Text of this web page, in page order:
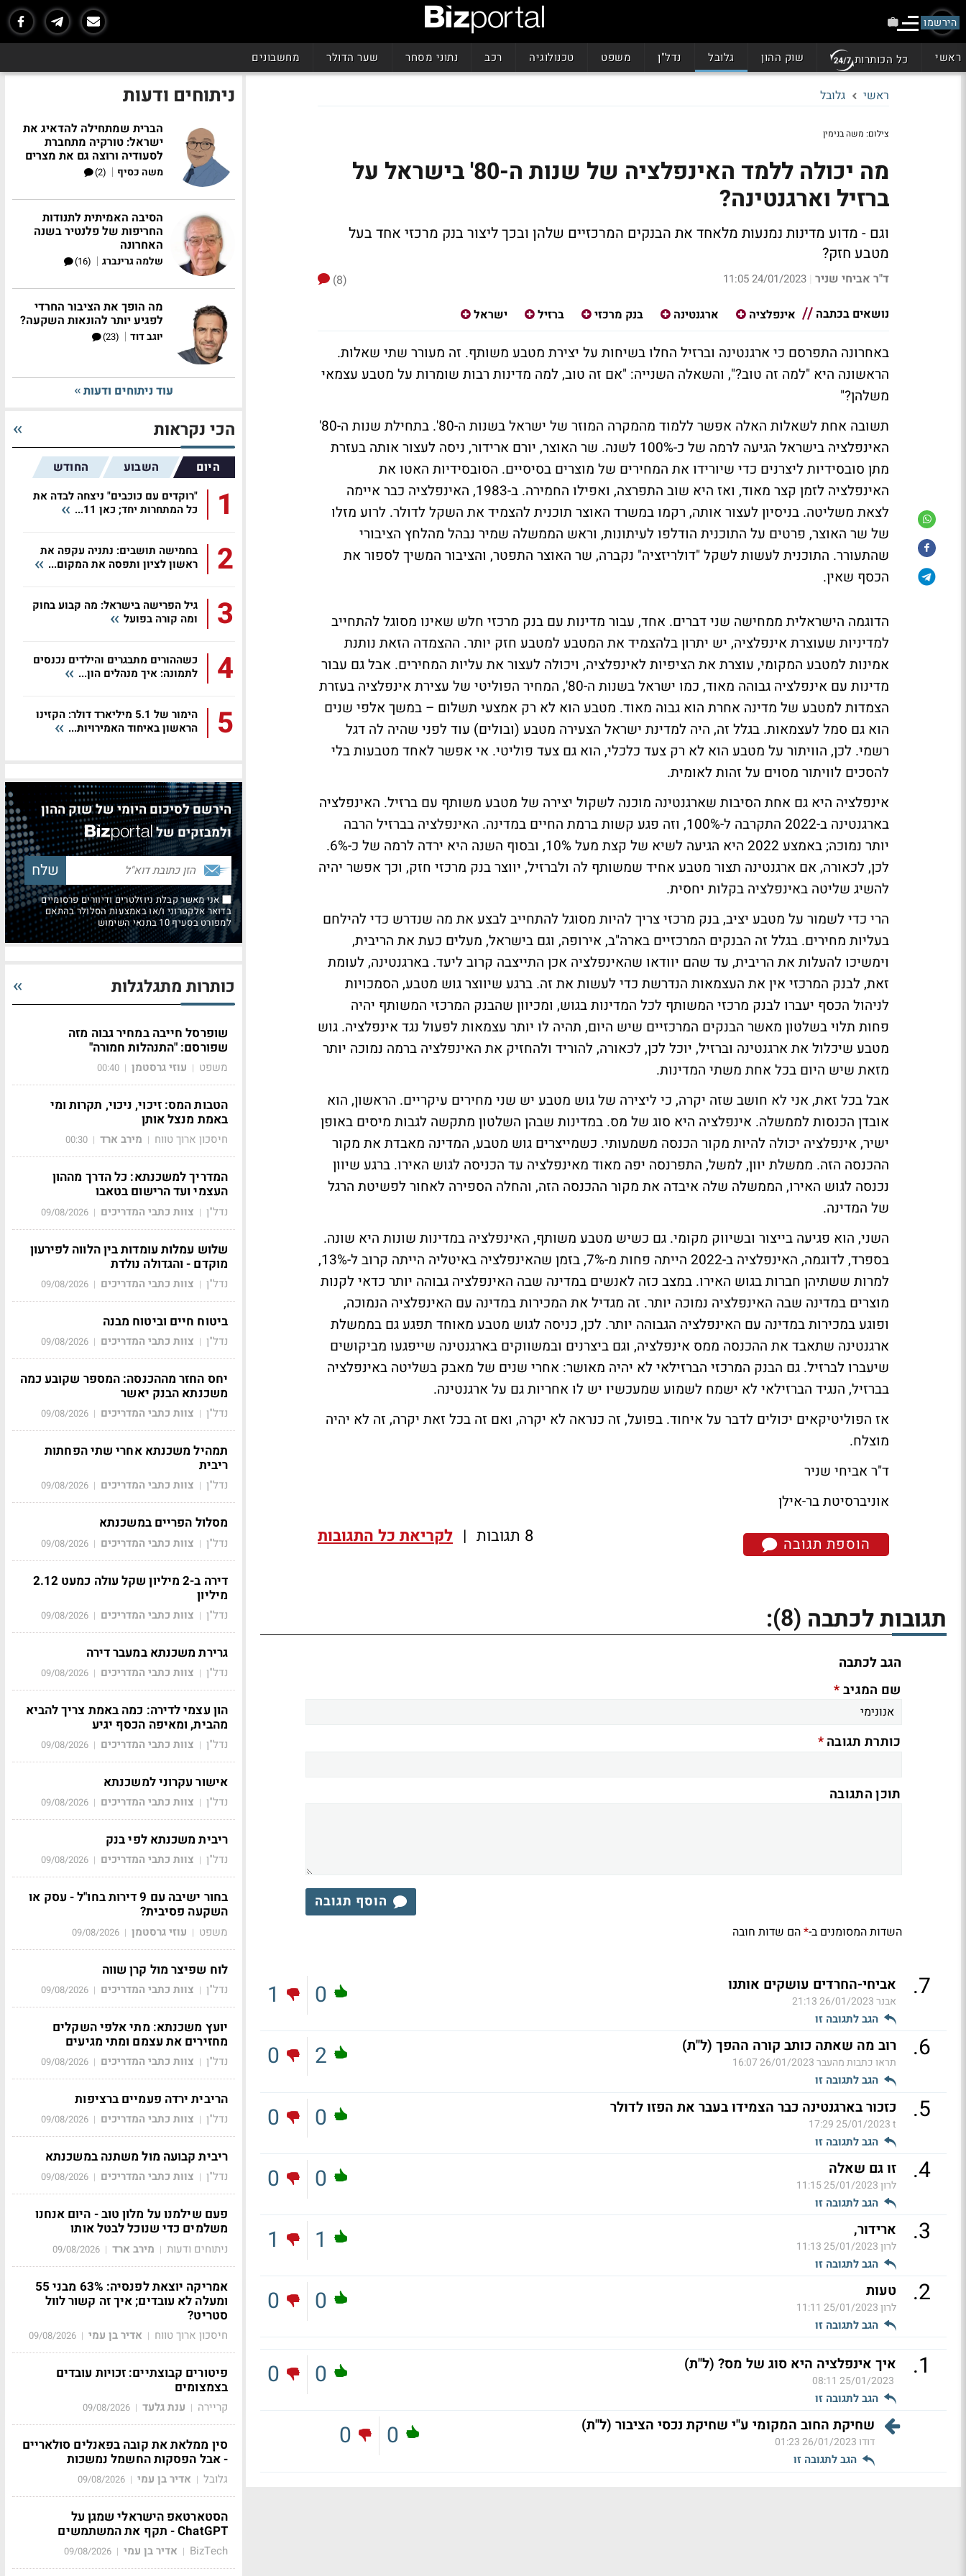
הירשמו
ראשי כל הכותרות שוק ההון גלובל נדל"ן משפט טכנולוגיה רכב נתוני מסחר שער הדולר מחשבונים
ראשי גלובל
צילום: משה בנימין
מה יכולה ללמד האינפלציה של שנות ה-80' בישראל על
ברזיל וארגנטינה?
וגם - מדוע מדינות נמנעות מלאחד את הבנקים המרכזיים שלהן ובכך ליצור בנק מרכזי אחד בעל
מטבע חזק?
ד"ר אביחי שניר |
24/01/2023 11:05
(8)
נושאים בכתבה
אינפלציה ארגנטינה בנק מרכזי ברזיל ישראל
באחרונה התפרסם כי ארגנטינה וברזיל החלו בשיחות על יצירת מטבע משותף. זה מעורר שתי שאלות.
הראשונה היא "למה זה טוב?", והשאלה השנייה: "אם זה טוב, למה מדינות רבות שומרות על מטבע עצמאי
משלהן?"
תשובה אחת לשאלות האלה אפשר ללמוד מהמקרה המוזר של ישראל בשנות ה-80'. בתחילת שנות ה-80'
האינפלציה בישראל הגיעה לרמה של כ-100% לשנה. שר האוצר, יורם ארידור, ניסה לעצור אותה בעזרת
מתן סובסידיות ליצרנים כדי שיורידו את המחירים של מוצרים בסיסיים. הסובסידיות האטו את
האינפלציה לזמן קצר מאוד, ואז היא שוב התפרצה, ואפילו החמירה. ב-1983, האינפלציה כבר איימה
לצאת משליטה. בניסיון לעצור אותה, רקמו במשרד האוצר תוכנית להצמיד את השקל לדולר. לרוע מזלו
של שר האוצר, פרטים על התוכנית הודלפו לעיתונות, וראש הממשלה שמיר נבהל מהלחץ הציבורי
שהתעורר. התוכנית לעשות לשקל "דולריזציה" נקברה, שר האוצר התפטר, והציבור המשיך לספור את
הכסף שאין.
הדוגמה הישראלית ממחישה שני דברים. אחד, עבור מדינות עם בנק מרכזי חלש שאינו מסוגל להתחייב
למדיניות שעוצרת אינפלציה, יש יתרון בלהצמיד את המטבע למטבע חזק יותר. ההצמדה הזאת נותנת
אמינות למטבע המקומי, עוצרת את הציפיות לאינפלציה, ויכולה לעצור את עליות המחירים. אבל גם עבור
מדינות עם אינפלציה גבוהה מאוד, כמו ישראל בשנות ה-80', המחיר הפוליטי של עצירת אינפלציה בעזרת
הצמדות למטבע של מדינה אחרת הוא גבוה מאוד. מטבע הוא לא רק אמצעי תשלום – במשך אלפי שנים
הוא גם סמל לעצמאות. בגלל זה, היה למדינת ישראל הצעירה מטבע (ובולים) עוד לפני שהיה לה דגל
רשמי. לכן, הוויתור על מטבע הוא לא רק צעד כלכלי, הוא גם צעד פוליטי. אי אפשר לאחד מטבעות בלי
להסכים לוויתור מסוים על זהות לאומית.
אינפלציה היא גם אחת הסיבות שארגנטינה מוכנה לשקול יצירה של מטבע משותף עם ברזיל. האינפלציה
בארגנטינה ב-2022 התקרבה ל-100%, וזה פגע קשות ברמת החיים במדינה. האינפלציה בברזיל הרבה
יותר נמוכה; באמצע 2022 היא הגיעה לשיא של קצת מעל 10%, ובסוף השנה היא ירדה לרמה של כ-6%.
לכן, לכאורה, אם ארגנטינה תצור מטבע אחיד שמשותף לה ולברזיל, יווצר בנק מרכזי חזק, וכך אפשר יהיה
להשיג שליטה באינפלציה בקלות יחסית.
הרי כדי לשמור על מטבע יציב, בנק מרכזי צריך להיות מסוגל להתחייב לבצע את מה שנדרש כדי להילחם
בעליות מחירים. בגלל זה הבנקים המרכזיים בארה"ב, אירופה, וגם בישראל, מעלים כעת את הריבית,
וימשיכו להעלות את הריבית, עד שהם יוודאו שהאינפלציה אכן התייצבה קרוב ליעד. בארגנטינה, לעומת
זאת, לבנק המרכזי אין את העצמאות הנדרשת כדי לעשות את זה. ברגע שיווצר גוש מטבע, הסמכויות
לניהול הכסף יעברו לבנק מרכזי המשותף לכל המדינות בגוש, ומכיוון שהבנק המרכזי המשותף יהיה
פחות תלוי בשלטון מאשר הבנקים המרכזיים שיש היום, תהיה לו יותר עצמאות לפעול נגד אינפלציה. גוש
מטבע שיכלול את ארגנטינה וברזיל, יוכל לכן, לכאורה, להוריד ולהחזיק את האינפלציה ברמה נמוכה יותר
מזאת שיש היום בכל אחת משתי המדינות.
אבל בכל זאת, אני לא חושב שזה יקרה, כי ליצירה של גוש מטבע יש שני מחירים עיקריים. הראשון, הוא
אובדן הכנסות לממשלה. אינפלציה היא סוג של מס. במדינות שבהן השלטון מתקשה לגבות מיסים באופן
ישיר, אינפלציה יכולה להיות מקור הכנסה משמעותי. כשמייצרים גוש מטבע, המדינה מאבדת את מקור
ההכנסה הזה. ממשלת יוון, למשל, התפרנסה יפה מאוד מאינפלציה עד הכניסה לגוש האירו. ברגע שיוון
נכנסה לגוש האירו, הממשלה שלה איבדה את מקור ההכנסה הזה, והחלה הספירה לאחור לפשיטת הרגל
של המדינה.
השני, הוא פגיעה בייצור ובשיווק מקומי. גם כשיש מטבע משותף, האינפלציה במדינות שונות היא שונה.
בספרד, לדוגמה, האינפלציה ב-2022 הייתה פחות מ-7%, בזמן שהאינפלציה באיטליה הייתה קרוב ל-13%,
למרות ששתיהן חברות בגוש האירו. במצב כזה לאנשים במדינה שבה האינפלציה גבוהה יותר כדאי לקנות
מוצרים במדינה שבה האינפלציה נמוכה יותר. זה מגדיל את המכירות במדינה עם האינפלציה הנמוכה,
ופוגע במכירות במדינה עם האינפלציה הגבוהה יותר. לכן, כניסה לגוש מטבע מאוחד תפגע גם בממשלת
ארגנטינה שתאבד את ההכנסה ממס אינפלציה, וגם ביצרנים ובמשווקים בארגנטינה שייפגעו מביקושים
שיעברו לברזיל. גם הבנק המרכזי הברזילאי לא יהיה מאושר: אחרי שנים של מאבק בשליטה באינפלציה
בברזיל, הנגיד הברזילאי לא ישמח לשמוע שמעכשיו יש לו אחריות גם על ארגנטינה.
אז הפוליטיקאים יכולים לדבר על איחוד. בפועל, זה כנראה לא יקרה, ואם זה בכל זאת יקרה, זה לא יהיה
מוצלח.
ד"ר אביחי שניר
אוניברסיטת בר-אילן
הוספת תגובה 8 תגובות | לקריאת כל התגובות
תגובות לכתבה (8)
:
הגב לכתבה
שם המגיב*
כותרת תגובה*
תוכן התגובה
הוסף תגובה
השדות המסומנים ב-*הם שדות חובה
7
. אביחי-החרדים עושקים אותנו
אבנר26/01/2023 21:13
הגב לתגובה זו
0
1
6
. רוב מה שאתה כותב קורה ההפך (ל"ת)
תראו כתבות מהעבר26/01/2023 16:07
הגב לתגובה זו
2
0
5
. כזכור בארגנטינה כבר הצמידו בעבר את הפזו לדולר
t
25/01/2023 17:29
הגב לתגובה זו
0
0
4
. זו גם שאלה
לרון25/01/2023 11:15
הגב לתגובה זו
0
0
3
. ארידור,
לרון25/01/2023 11:13
הגב לתגובה זו
1
1
2
. טעות
לרון25/01/2023 11:11
הגב לתגובה זו
0
0
1
. איך אינפלציה היא סוג של מס? (ל"ת)
25/01/2023 08:11
הגב לתגובה זו
0
0
שחיקת החוב המקומי ע"י שחיקת נכסי הציבור (ל"ת)
דודו26/01/2023 01:23
הגב לתגובה זו
0
0
ניתוחים ודעות
הברית שמתחילה להדאיג את
ישראל: טורקיה מתחברת
לסעודיה ורוצה גם את מצרים
משה כסיף |
(2)
הסיבה האמיתית לתנודות
החריפות של פלנטיר בשנה
האחרונה
שלמה גרינברג |
(16)
מה הופך את הציבור החרדי
לפגיע יותר להונאות השקעה?
יוגב דוד |
(23)
עוד ניתוחים ודעות
הכי נקראות
היום השבוע החודש
1
"רוקדים עם כוכבים" ניצחה לבדה את
כל המתחרות יחד; כאן 11...
2
בחמישה תושבים: נתניה עקפה את
ראשון לציון ותפסה את המקום...
3
גיל הפרישה בישראל: מה קבוע בחוק
ומה קורה בפועל
4
כשההורים מתבגרים והילדים נכנסים
לתמונה: איך מנהלים הון...
5
הימור של 5.1 מיליארד דולר: הקזינו
הראשון באיחוד האמירויות...
הירשם לסיכום היומי של שוק ההון
ולמבזקים של
אני מאשר קבלת ניוזלטרים ודיוורים פרסומיים
בדואר אלקטרוני ו/או באמצעות הסלולר בהתאם
למפורט בסעיף 10 בתנאי השימוש
כותרות מתגלגלות
שופרסל חייבה במחיר גבוה מזה
שפורסם: "התנהלות חמורה"
משפט | עוזי גרסטמן |
00:40
הטבות המס: זיכוי, ניכוי, תקרות ומי
באמת מנצל אותן
חיסכון ארוך טווח | מירב ארד |
00:30
המדריך למשכנתא: כל הדרך מההון
העצמי ועד הרישום בטאבו
נדל"ן | צוות כתבי המדריכים |
09/08/2026
שלוש עמלות עומדות בין הלווה לפירעון
מוקדם - והגדולה נולדת
נדל"ן | צוות כתבי המדריכים |
09/08/2026
ביטוח חיים וביטוח מבנה
נדל"ן | צוות כתבי המדריכים |
09/08/2026
יחס החזר מההכנסה: המספר שקובע כמה
משכנתא הבנק יאשר
נדל"ן | צוות כתבי המדריכים |
09/08/2026
תמהיל משכנתא אחרי שתי הפחתות
ריבית
נדל"ן | צוות כתבי המדריכים |
09/08/2026
מסלול הפריים במשכנתא
נדל"ן | צוות כתבי המדריכים |
09/08/2026
דירה ב-2 מיליון שקל עולה כמעט 2.12
מיליון
נדל"ן | צוות כתבי המדריכים |
09/08/2026
גרירת משכנתא במעבר דירה
נדל"ן | צוות כתבי המדריכים |
09/08/2026
הון עצמי לדירה: כמה באמת צריך להביא
מהבית, ומאיפה הכסף יגיע
נדל"ן | צוות כתבי המדריכים |
09/08/2026
אישור עקרוני למשכנתא
נדל"ן | צוות כתבי המדריכים |
09/08/2026
ריבית משכנתא לפי בנק
נדל"ן | צוות כתבי המדריכים |
09/08/2026
בחור ישיבה עם 9 דירות בחו"ל - עסק או
השקעה פסיבית?
משפט | עוזי גרסטמן |
09/08/2026
לוח שפיצר מול קרן שווה
נדל"ן | צוות כתבי המדריכים |
09/08/2026
יועץ משכנתא: מתי אלפי השקלים
מחזירים את עצמם ומתי מגיעים
נדל"ן | צוות כתבי המדריכים |
09/08/2026
הריבית ירדה פעמיים ברציפות
נדל"ן | צוות כתבי המדריכים |
09/08/2026
ריבית קבועה מול משתנה במשכנתא
נדל"ן | צוות כתבי המדריכים |
09/08/2026
פעם שילמנו על מלון טוב - היום אנחנו
משלמים כדי שנוכל לבטל אותו
ניתוחים ודעות | מירב ארד |
09/08/2026
אמריקה יוצאת לפנסיה: 63% מבני 55
ומעלה לא עובדים; איך זה קשור לוול
סטריט?
חיסכון ארוך טווח | אדיר בן עמי |
09/08/2026
פיטורים קבוצתיים: זכויות עובדים
בצמצומים
קריירה | ענת גלעד |
09/08/2026
סין ממלאת את קובה בפאנלים סולאריים
- אבל הפסקות החשמל נמשכות
גלובל | אדיר בן עמי |
09/08/2026
הסטארטאפ הישראלי שמגן על
ChatGPT - תקף את המשתמשים
BizTech
| אדיר בן עמי |
09/08/2026